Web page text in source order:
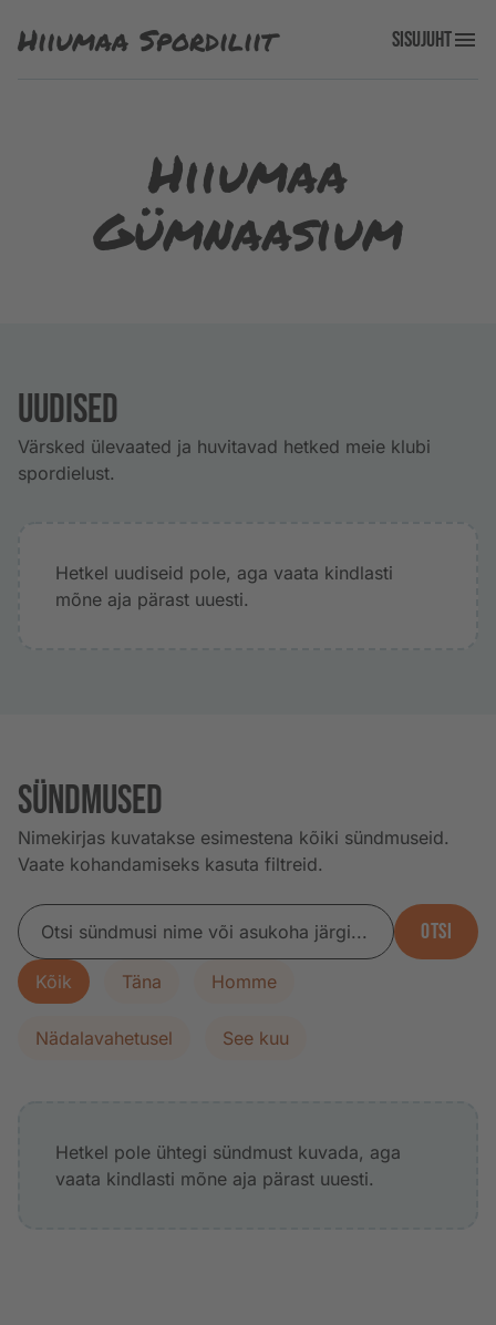
Hiiumaa Spordiliit Sisujuht
Hiiumaa
Gümnaasium
Uudised
Värsked ülevaated ja huvitavad hetked meie klubi
spordielust.
Hetkel uudiseid pole, aga vaata kindlasti
mõne aja pärast uuesti.
Sündmused
Nimekirjas kuvatakse esimestena kõiki sündmuseid.
Vaate kohandamiseks kasuta filtreid.
OTSI
Kõik Täna Homme
Nädalavahetusel See kuu
Hetkel pole ühtegi sündmust kuvada, aga
vaata kindlasti mõne aja pärast uuesti.